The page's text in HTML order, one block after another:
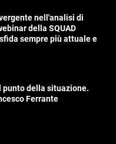
nell'analisi di
della SQUAD
sfida sempre più attuale e
punto della situazione.
Ferrante